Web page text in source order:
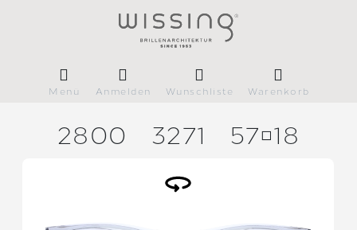
Menü Anmelden Wunschliste Warenkorb
2800 3271 5718